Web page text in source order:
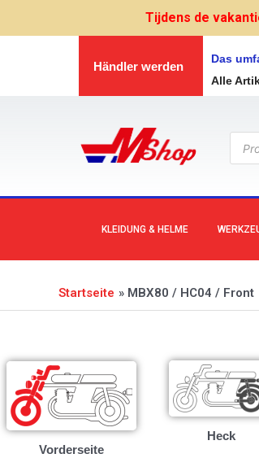
Tijdens de
Händler werden
Das
Alle
KLEIDUNG & HELME
Startseite MBX80 / HC04 / Front
Vorderseite
Heck